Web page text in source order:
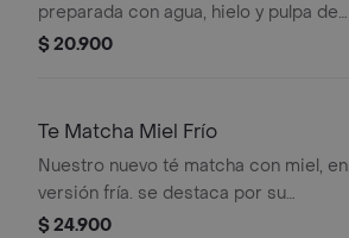
preparada con agua, hielo y pulpa de
maracuýa. Contiene azúcar añadida.
$ 20.900
Te Matcha Miel Frío
Nuestro nuevo té matcha con miel, en
versión fría. se destaca por su
refrescancia y el reconocido sabor
$ 24.900